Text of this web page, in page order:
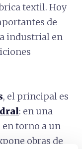
textil. Hoy
de
industrial en
, el principal es
: en una
torno a un
obras de